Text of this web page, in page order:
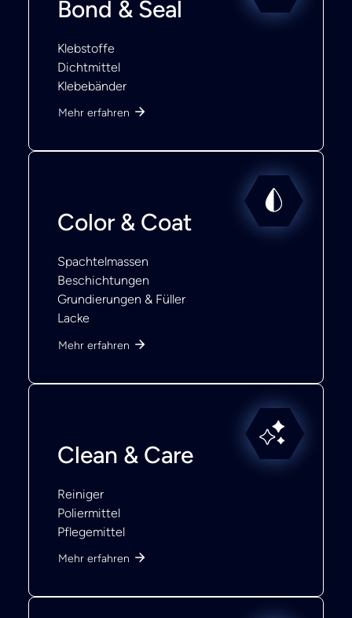
Bond & Seal
Klebstoffe
Dichtmittel
Klebebänder
Mehr erfahren
Color & Coat
Spachtelmassen
Beschichtungen
Grundierungen & Füller
Lacke
Mehr erfahren
Clean & Care
Reiniger
Poliermittel
Pflegemittel
Mehr erfahren